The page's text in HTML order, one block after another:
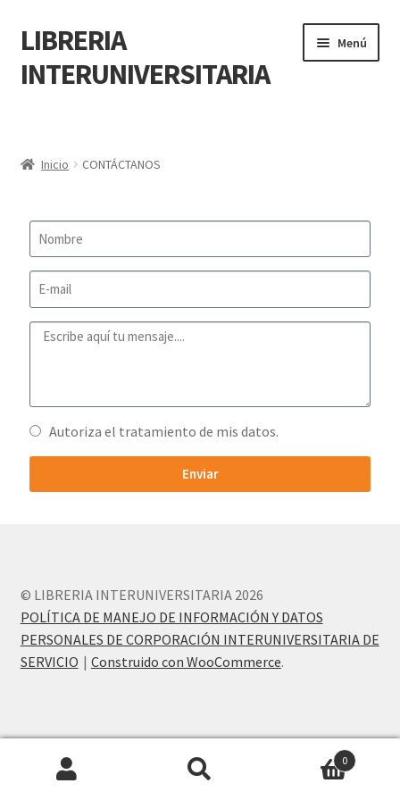
LIBRERIA
INTERUNIVERSITARIA
Menú
Carrito
Finalizar compra
Resumen de compra
SERVICIO
QUIÉNES SOMOS
Inicio CONTÁCTANOS
Autoriza el tratamiento de mis datos.
Enviar
© LIBRERIA INTERUNIVERSITARIA 2026
POLÍTICA DE MANEJO DE INFORMACIÓN Y DATOS
PERSONALES DE CORPORACIÓN INTERUNIVERSITARIA DE
SERVICIO
Construido con WooCommerce.
0